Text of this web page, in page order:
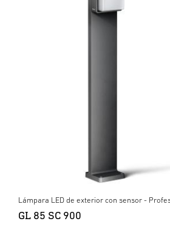
Lámpara LED de exterior con sensor -
GL 85 SC 900